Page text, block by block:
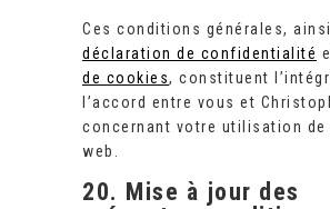
Ces conditions générales,
déclaration de confidentialité
de cookies, constituent
l’accord entre vous et
concernant votre utilisation de
web.
20. Mise à jour des